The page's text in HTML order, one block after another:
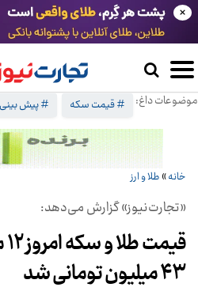
موضوعات داغ: # قیمت سکه # پیش بینی
×
خانه» طلا و ارز
«تجارت‌نیوز» گزارش می‌دهد:
۴۳ میلیون تومانی شد